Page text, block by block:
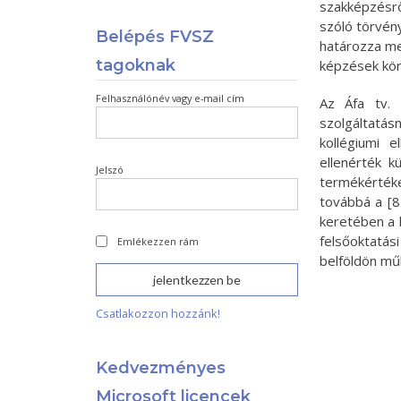
szóló
határozza
képzések
Az Áfa tv.
kollégiumi
ellenérték
továbbá a
keretében a
belföldön
Belépés FVSZ
tagoknak
Felhasználónév vagy e-mail cím
Jelszó
Emlékezzen rám
Csatlakozzon hozzánk!
Kedvezményes
Microsoft licencek